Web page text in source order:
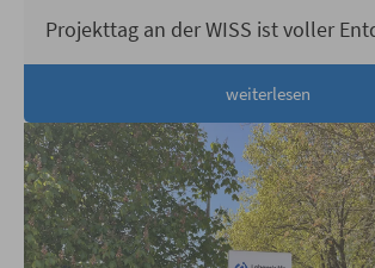
Projekttag an der WISS ist voller
weiterlesen